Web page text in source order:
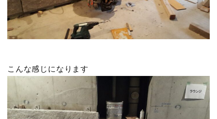
こんな感じになります